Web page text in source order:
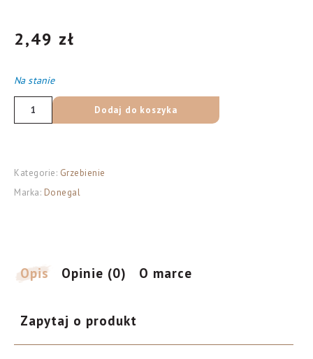
2,49 zł
Na stanie
ilość
DONEGAL
CM
(9952)
Dodaj do koszyka
Kategorie: Grzebienie
Marka: Donegal
Opis Opinie (0) O marce
Zapytaj o produkt